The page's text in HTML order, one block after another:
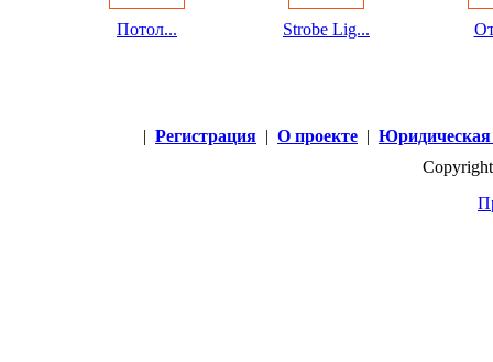
Потол... Strobe Lig...
| Регистрация | О проекте |